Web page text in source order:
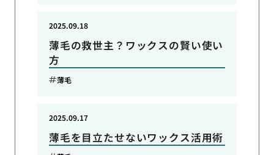
薄毛の救世主？ワックスの賢い使い
方
2025.09.18
薄毛
薄毛を目立たせないワックス活用術
2025.09.17